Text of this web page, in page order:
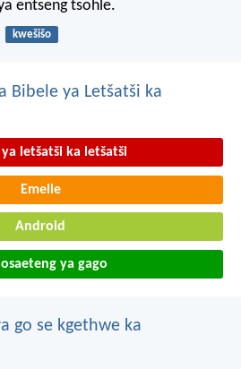
entseng tsohle.
kwešišo
Bibele ya Letšatši ka
ya letšatši ka letšatši
Emeile
Android
ya gago
go se kgethwe ka